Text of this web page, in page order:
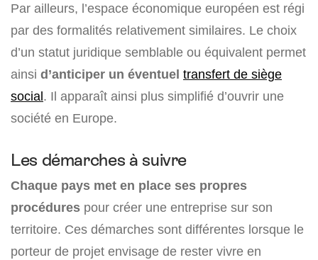
Par ailleurs, l’espace économique européen est régi
par des formalités relativement similaires. Le choix
d’un statut juridique semblable ou équivalent permet
ainsi d’anticiper un éventuel transfert de siège
social. Il apparaît ainsi plus simplifié d’ouvrir une
société en Europe.
Les démarches à suivre
Chaque pays met en place ses propres
procédures pour créer une entreprise sur son
territoire. Ces démarches sont différentes lorsque le
porteur de projet envisage de rester vivre en